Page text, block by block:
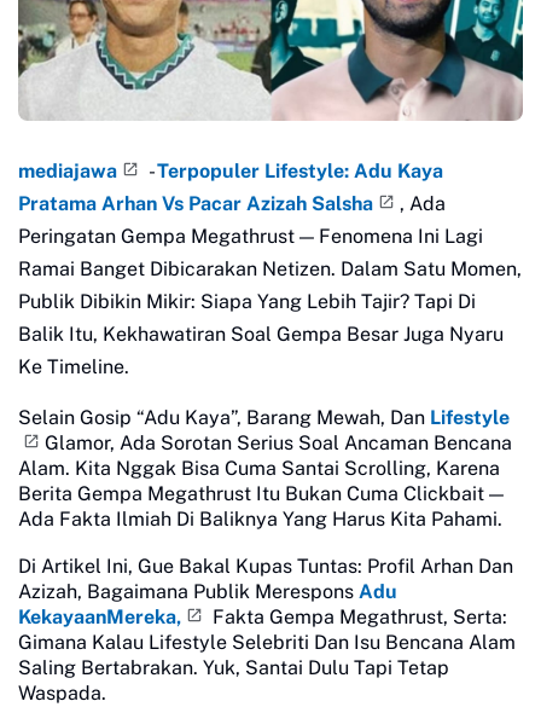
mediajawa - Terpopuler Lifestyle: Adu Kaya
Pratama Arhan Vs Pacar Azizah Salsha
, Ada
Peringatan Gempa Megathrust — Fenomena Ini Lagi
Ramai Banget Dibicarakan Netizen. Dalam Satu Momen,
Publik Dibikin Mikir: Siapa Yang Lebih Tajir? Tapi Di
Balik Itu, Kekhawatiran Soal Gempa Besar Juga Nyaru
Ke Timeline.
Selain Gosip “Adu Kaya”, Barang Mewah, Dan Lifestyle
Glamor, Ada Sorotan Serius Soal Ancaman Bencana
Alam. Kita Nggak Bisa Cuma Santai Scrolling, Karena
Berita Gempa Megathrust Itu Bukan Cuma Clickbait —
Ada Fakta Ilmiah Di Baliknya Yang Harus Kita Pahami.
Di Artikel Ini, Gue Bakal Kupas Tuntas: Profil Arhan Dan
Azizah, Bagaimana Publik Merespons Adu
KekayaanMereka,
Fakta Gempa Megathrust, Serta:
Gimana Kalau Lifestyle Selebriti Dan Isu Bencana Alam
Saling Bertabrakan. Yuk, Santai Dulu Tapi Tetap
Waspada.